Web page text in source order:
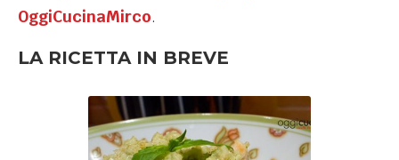
OggiCucinaMirco.
LA RICETTA IN BREVE